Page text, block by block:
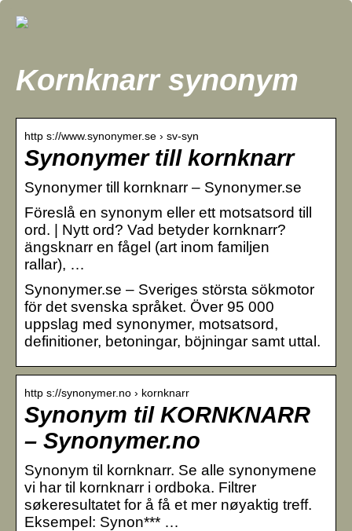
Kornknarr synonym
http s://www.synonymer.se › sv-syn
Synonymer till kornknarr
Synonymer till kornknarr – Synonymer.se
Föreslå en synonym eller ett motsatsord till
ord. | Nytt ord? Vad betyder kornknarr?
ängsknarr en fågel (art inom familjen
rallar), …
Synonymer.se – Sveriges största sökmotor
för det svenska språket. Över 95 000
uppslag med synonymer, motsatsord,
definitioner, betoningar, böjningar samt uttal.
http s://synonymer.no › kornknarr
Synonym til KORNKNARR
– Synonymer.no
Synonym til kornknarr. Se alle synonymene
vi har til kornknarr i ordboka. Filtrer
søkeresultatet for å få et mer nøyaktig treff.
Eksempel: Synon*** …